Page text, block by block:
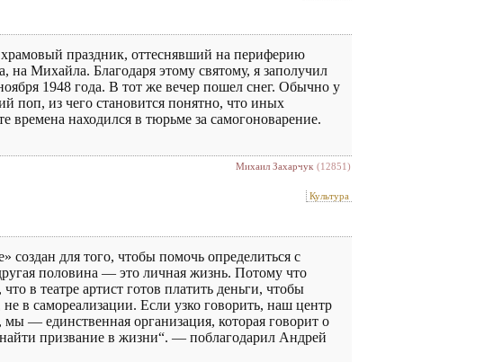
праздник, оттеснявший на периферию
на Михайла. Благодаря этому святому, я заполучил
1948 года. В тот же вечер пошел снег. Обычно у
поп, из чего становится понятно, что иных
времена находился в тюрьме за самогоноварение.
Михаил Захарчук (12851)
Культура
для того, чтобы помочь определиться с
половина — это личная жизнь. Потому что
в театре артист готов платить деньги, чтобы
в самореализации. Если узко говорить, наш центр
— единственная организация, которая говорит о
найти призвание в жизни“. — поблагодарил Андрей